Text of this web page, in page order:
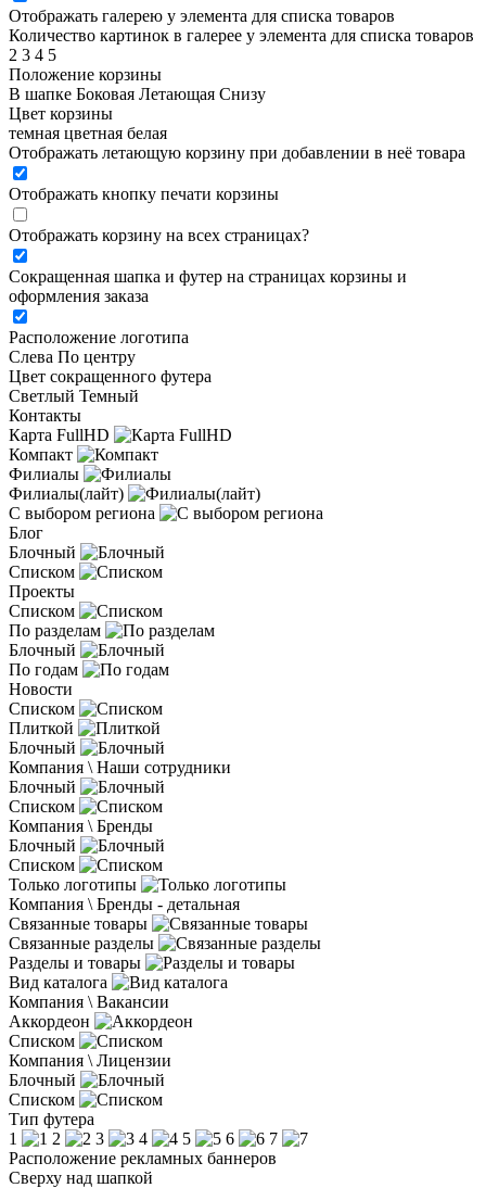
Отображать галерею у элемента для списка товаров
Количество картинок в галерее у элемента для списка товаров
2 3 4 5
Положение корзины
В шапке Боковая Летающая Снизу
Цвет корзины
темная цветная белая
Отображать летающую корзину при добавлении в неё товара
Отображать кнопку печати корзины
Отображать корзину на всех страницах?
Сокращенная шапка и футер на страницах корзины и
оформления заказа
Расположение логотипа
Cлева По центру
Цвет сокращенного футера
Светлый Темный
Контакты
Карта FullHD
Компакт
Филиалы
Филиалы(лайт)
С выбором региона
Блог
Блочный
Списком
Проекты
Списком
По разделам
Блочный
По годам
Новости
Списком
Плиткой
Блочный
Компания \ Наши сотрудники
Блочный
Списком
Компания \ Бренды
Блочный
Списком
Только логотипы
Компания \ Бренды - детальная
Связанные товары
Связанные разделы
Разделы и товары
Вид каталога
Компания \ Вакансии
Аккордеон
Списком
Компания \ Лицензии
Блочный
Списком
Тип футера
1
2 3 4 5 6
7
Расположение рекламных баннеров
Сверху над шапкой